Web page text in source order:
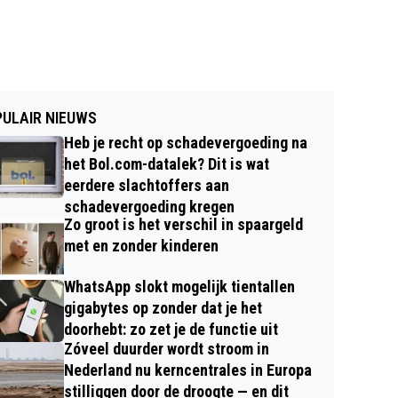
NIEUWS
Heb je recht op schadevergoeding na
het Bol.com-datalek? Dit is wat
eerdere slachtoffers aan
schadevergoeding kregen
Zo groot is het verschil in spaargeld
met en zonder kinderen
WhatsApp slokt mogelijk tientallen
gigabytes op zonder dat je het
doorhebt: zo zet je de functie uit
Zóveel duurder wordt stroom in
Nederland nu kerncentrales in Europa
stilliggen door de droogte — en dit